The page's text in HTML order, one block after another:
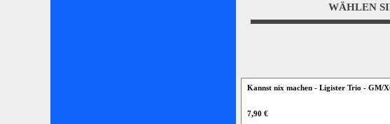
WÄHLEN
Kannst nix machen - Ligister Trio - GM/
7,90 €